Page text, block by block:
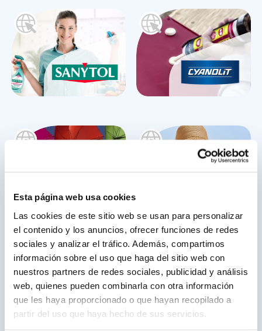
Esta página web usa cookies
Las cookies de este sitio web se usan para personalizar
el contenido y los anuncios, ofrecer funciones de redes
sociales y analizar el tráfico. Además, compartimos
información sobre el uso que haga del sitio web con
nuestros partners de redes sociales, publicidad y análisis
web, quienes pueden combinarla con otra información
que les haya proporcionado o que hayan recopilado a
partir del uso que haya hecho de sus servicios.